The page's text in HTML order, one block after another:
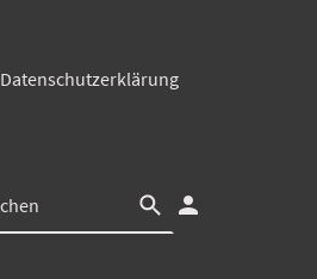
Datenschutzerklärung